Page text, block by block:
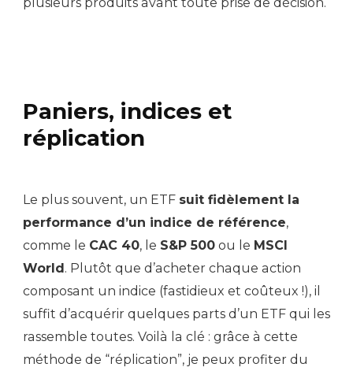
Paniers, indices et
réplication
Le plus souvent, un ETF suit fidèlement la
performance d’un indice de référence,
comme le CAC 40, le S&P 500 ou le MSCI
World. Plutôt que d’acheter chaque action
composant un indice (fastidieux et coûteux !), il
suffit d’acquérir quelques parts d’un ETF qui les
rassemble toutes. Voilà la clé : grâce à cette
méthode de “réplication”, je peux profiter du